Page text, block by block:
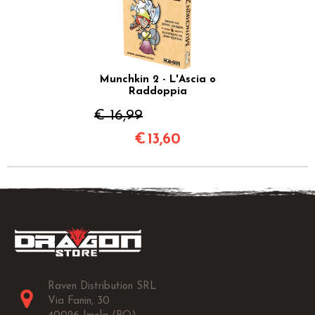
Munchkin 2 - L'Ascia o
Raddoppia
€ 16,99
€ 13,60
Raven Distribution SRL
Via Fanin, 30